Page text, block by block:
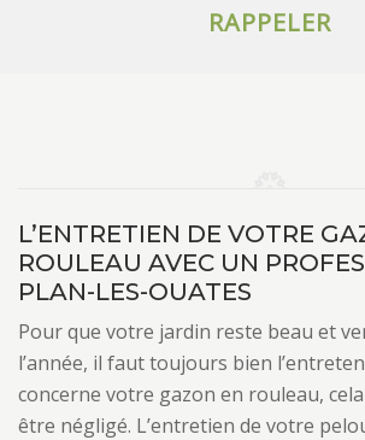
L’ENTRETIEN DE VOTRE
ROULEAU AVEC UN
PLAN-LES-OUATES
Pour que votre jardin reste beau et
l’année, il faut toujours bien
concerne votre gazon en rouleau,
être négligé. L’entretien de votre